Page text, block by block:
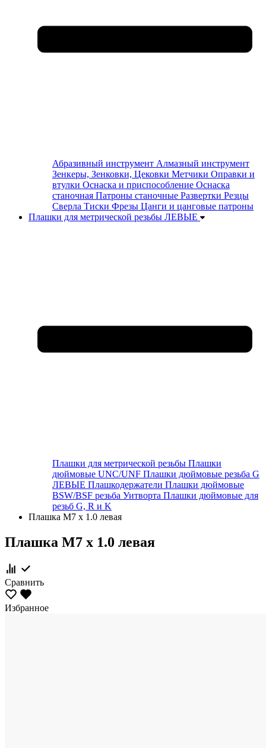
Абразивный инструмент Алмазный инструмент
Зенкеры, Зенковки, Цековки Метчики Оправки и
втулки Оснаска и приспособление Оснаска
станочная Патроны станочные Развертки Резцы
Сверла Тиски Фрезы Цанги и цанговые патроны
Плашки для метрической резьбы ЛЕВЫЕ
Плашки для метрической резьбы Плашки
дюймовые UNC/UNF Плашки дюймовые резьба G
ЛЕВЫЕ Плашкодержатели Плашки дюймовые
BSW/BSF резьба Уитворта Плашки дюймовые для
резьб G, R и K
Плашка М7 х 1.0 левая
Плашка М7 х 1.0 левая
Сравнить
Избранное